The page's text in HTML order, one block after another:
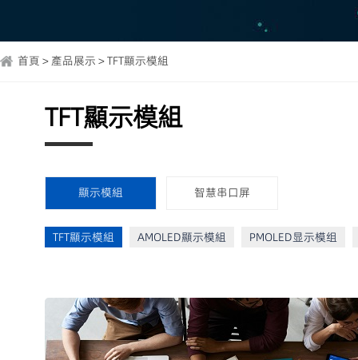
首頁 > 產品展示 > TFT顯示模組
TFT顯示模組
顯示模組 智慧串口屏
TFT顯示模組 AMOLED顯示模組 PMOLED显示模组